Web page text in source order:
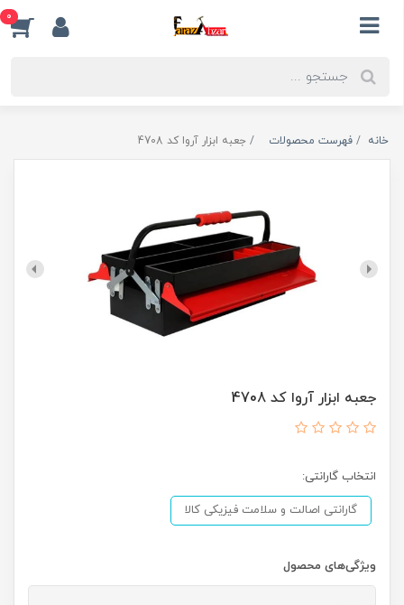
0
خانه فهرست محصولات جعبه ابزار آروا کد 4708
جعبه ابزار آروا کد 4708
انتخاب گارانتی:
گارانتی اصالت و سلامت فیزیکی کالا
ویژگی‌های محصول